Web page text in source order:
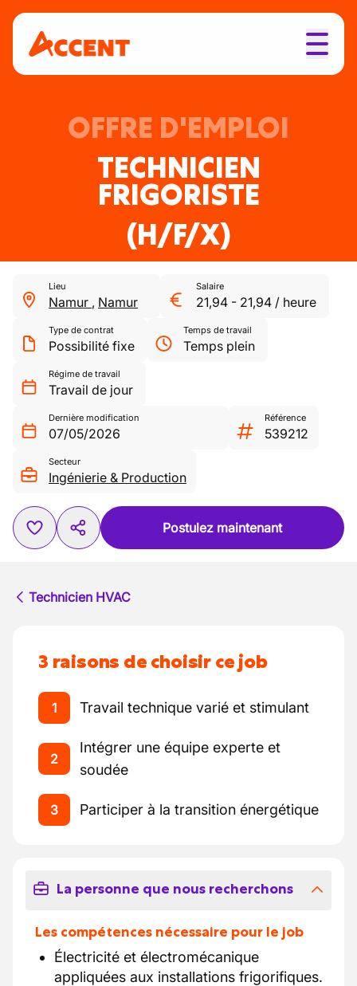
OFFRE D'EMPLOI
TECHNICIEN
FRIGORISTE
(H/F/X)
Lieu
Namur , Namur
Salaire
21,94 - 21,94 / heure
Type de contrat
Possibilité fixe
Temps de travail
Temps plein
Régime de travail
Travail de jour
Dernière modification
07/05/2026
Référence
539212
Secteur
Ingénierie & Production
Postulez maintenant
Technicien HVAC
3 raisons de choisir ce job
1 Travail technique varié et stimulant
2
Intégrer une équipe experte et
soudée
3 Participer à la transition énergétique
La personne que nous recherchons
Les compétences nécessaire pour le job
Électricité et électromécanique
appliquées aux installations frigorifiques.